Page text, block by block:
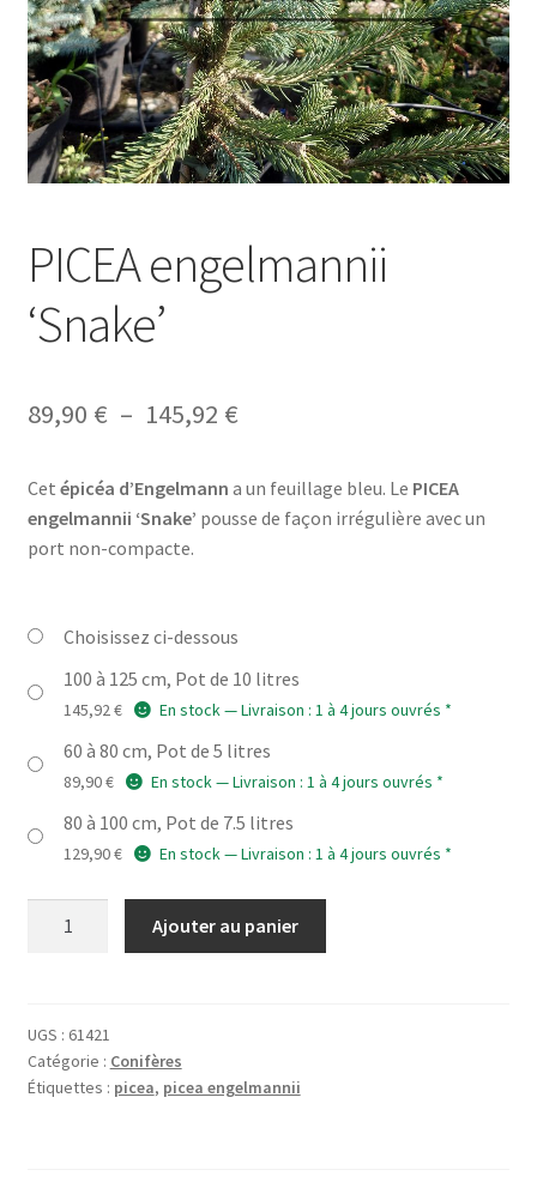
PICEA engelmannii
‘Snake’
89,90 € – 145,92 €Plage
prix :
145,92 €
Cet épicéa d’Engelmann a un feuillage bleu. Le PICEA
engelmannii ‘Snake’ pousse de façon irrégulière avec un
port non-compacte.
Choisissez ci-dessous
100 à 125 cm, Pot de 10 litres
145,92€ En stock — Livraison : 1 à 4 jours ouvrés *
60 à 80 cm, Pot de 5 litres
89,90€ En stock — Livraison : 1 à 4 jours ouvrés *
80 à 100 cm, Pot de 7.5 litres
129,90€ En stock — Livraison : 1 à 4 jours ouvrés *
'Snake'
Ajouter au panier
UGS : 61421
Catégorie : Conifères
Étiquettes : picea, picea engelmannii